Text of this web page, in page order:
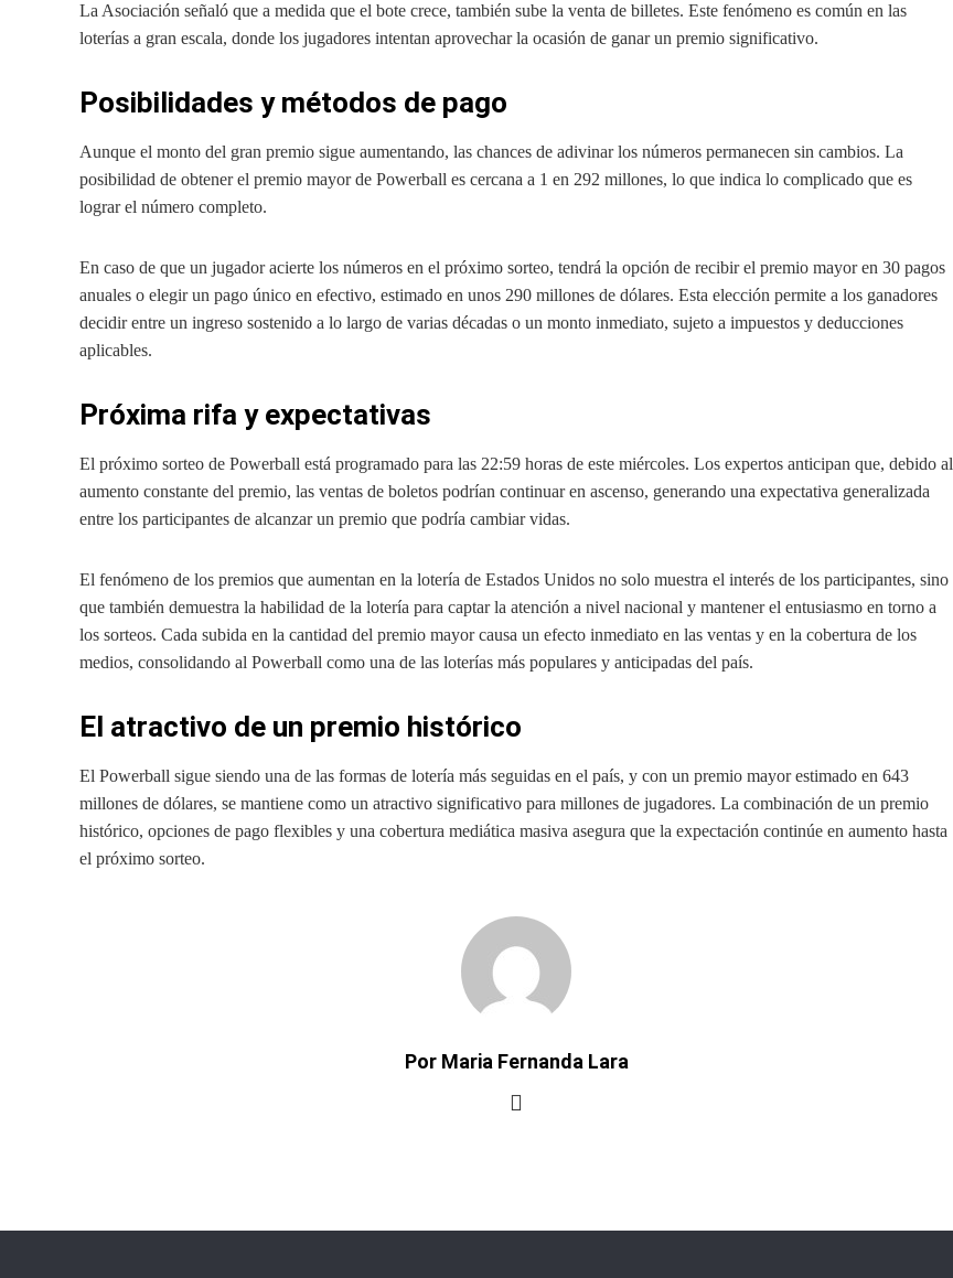
La Asociación señaló que a medida que el bote crece, también sube la venta de billetes. Este fenómeno es común en las
loterías a gran escala, donde los jugadores intentan aprovechar la ocasión de ganar un premio significativo.
Posibilidades y métodos de pago
Aunque el monto del gran premio sigue aumentando, las chances de adivinar los números permanecen sin cambios. La
posibilidad de obtener el premio mayor de Powerball es cercana a 1 en 292 millones, lo que indica lo complicado que es
lograr el número completo.
En caso de que un jugador acierte los números en el próximo sorteo, tendrá la opción de recibir el premio mayor en 30 pagos
anuales o elegir un pago único en efectivo, estimado en unos 290 millones de dólares. Esta elección permite a los ganadores
decidir entre un ingreso sostenido a lo largo de varias décadas o un monto inmediato, sujeto a impuestos y deducciones
aplicables.
Próxima rifa y expectativas
El próximo sorteo de Powerball está programado para las 22:59 horas de este miércoles. Los expertos anticipan que, debido al
aumento constante del premio, las ventas de boletos podrían continuar en ascenso, generando una expectativa generalizada
entre los participantes de alcanzar un premio que podría cambiar vidas.
El fenómeno de los premios que aumentan en la lotería de Estados Unidos no solo muestra el interés de los participantes, sino
que también demuestra la habilidad de la lotería para captar la atención a nivel nacional y mantener el entusiasmo en torno a
los sorteos. Cada subida en la cantidad del premio mayor causa un efecto inmediato en las ventas y en la cobertura de los
medios, consolidando al Powerball como una de las loterías más populares y anticipadas del país.
El atractivo de un premio histórico
El Powerball sigue siendo una de las formas de lotería más seguidas en el país, y con un premio mayor estimado en 643
millones de dólares, se mantiene como un atractivo significativo para millones de jugadores. La combinación de un premio
histórico, opciones de pago flexibles y una cobertura mediática masiva asegura que la expectación continúe en aumento hasta
el próximo sorteo.
Por Maria Fernanda Lara